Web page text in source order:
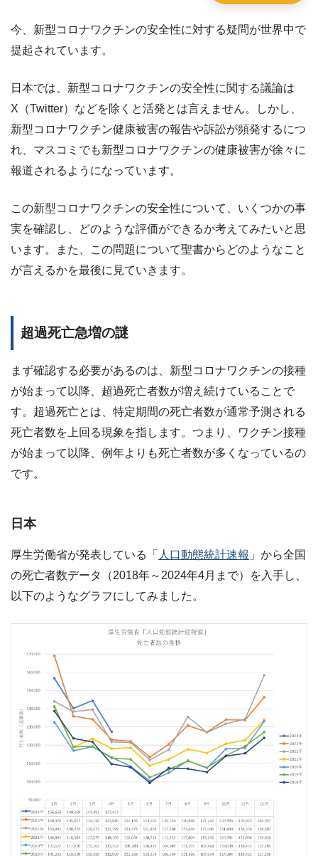
今、新型コロナワクチンの安全性に対する疑問が世界中で
提起されています。
日本では、新型コロナワクチンの安全性に関する議論は
X（Twitter）などを除くと活発とは言えません。しかし、
新型コロナワクチン健康被害の報告や訴訟が頻発するにつ
れ、マスコミでも新型コロナワクチンの健康被害が徐々に
報道されるようになっています。
この新型コロナワクチンの安全性について、いくつかの事
実を確認し、どのような評価ができるか考えてみたいと思
います。また、この問題について聖書からどのようなこと
が言えるかを最後に見ていきます。
超過死亡急増の謎
まず確認する必要があるのは、新型コロナワクチンの接種
が始まって以降、超過死亡者数が増え続けていることで
す。超過死亡とは、特定期間の死亡者数が通常予測される
死亡者数を上回る現象を指します。つまり、ワクチン接種
が始まって以降、例年よりも死亡者数が多くなっているの
です。
日本
厚生労働省が発表している「 人口動態統計速報 」から全国
の死亡者数データ（2018年～2024年4月まで）を入手し、
以下のようなグラフにしてみました。